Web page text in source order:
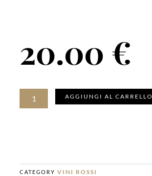
20.00 €
AGGIUNGI AL CARRELLO
CATEGORY VINI ROSSI